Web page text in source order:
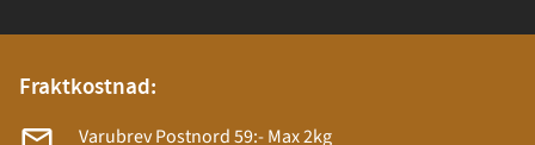
Fraktkostnad:
Varubrev Postnord 59:- Max 2kg